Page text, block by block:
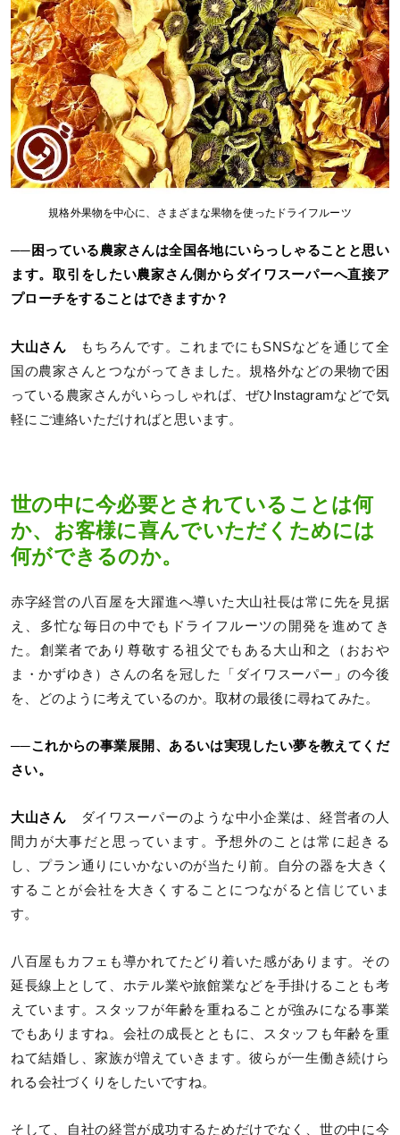
規格外果物を中心に、さまざまな果物を使ったドライフルーツ
──困っている農家さんは全国各地にいらっしゃることと思い
ます。取引をしたい農家さん側からダイワスーパーへ直接ア
プローチをすることはできますか？
大山さん もちろんです。これまでにもSNSなどを通じて全
国の農家さんとつながってきました。規格外などの果物で困
っている農家さんがいらっしゃれば、ぜひInstagramなどで気
軽にご連絡いただければと思います。
世の中に今必要とされていることは何
か、お客様に喜んでいただくためには
何ができるのか。
赤字経営の八百屋を大躍進へ導いた大山社長は常に先を見据
え、多忙な毎日の中でもドライフルーツの開発を進めてき
た。創業者であり尊敬する祖父でもある大山和之（おおや
ま・かずゆき）さんの名を冠した「ダイワスーパー」の今後
を、どのように考えているのか。取材の最後に尋ねてみた。
──これからの事業展開、あるいは実現したい夢を教えてくだ
さい。
大山さん ダイワスーパーのような中小企業は、経営者の人
間力が大事だと思っています。予想外のことは常に起きる
し、プラン通りにいかないのが当たり前。自分の器を大きく
することが会社を大きくすることにつながると信じていま
す。
八百屋もカフェも導かれてたどり着いた感があります。その
延長線上として、ホテル業や旅館業などを手掛けることも考
えています。スタッフが年齢を重ねることが強みになる事業
でもありますね。会社の成長とともに、スタッフも年齢を重
ねて結婚し、家族が増えていきます。彼らが一生働き続けら
れる会社づくりをしたいですね。
そして、自社の経営が成功するためだけでなく、世の中に今